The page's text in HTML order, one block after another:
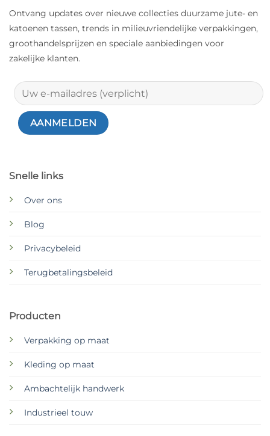
Snelle links
Over ons
Blog
Privacybeleid
Terugbetalingsbeleid
Producten
Verpakking op maat
Kleding op maat
Ambachtelijk handwerk
Industrieel touw
Ontvang updates over nieuwe collecties duurzame jute- en
katoenen tassen, trends in milieuvriendelijke verpakkingen,
groothandelsprijzen en speciale aanbiedingen voor
zakelijke klanten.